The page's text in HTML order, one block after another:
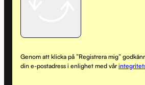
Genom att klicka på ”Registrera mig”
din e-postadress i enlighet med vår